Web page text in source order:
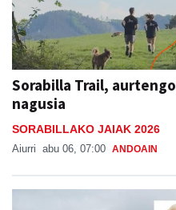
Sorabilla Trail,
nagusia
SORABILLAKO JAIAK 2026
Aiurri abu 06, 07:00 ANDOAIN